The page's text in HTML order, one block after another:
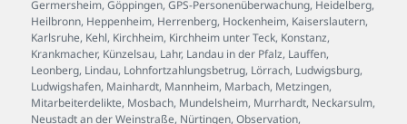
Germersheim,Göppingen,GPS-Personenüberwachung, Heidelberg,
Heilbronn, Heppenheim, Herrenberg, Hockenheim, Kaiserslautern,
Karlsruhe, Kehl, Kirchheim, Kirchheim unter Teck, Konstanz,
Krankmacher, Künzelsau, Lahr, Landau in der Pfalz, Lauffen,
Leonberg, Lindau, Lohnfortzahlungsbetrug, Lörrach, Ludwigsburg,
Ludwigshafen, Mainhardt, Mannheim, Marbach, Metzingen,
Mitarbeiterdelikte, Mosbach, Mundelsheim, Murrhardt, Neckarsulm,
Neustadt an der Weinstraße, Nürtingen,Observation,